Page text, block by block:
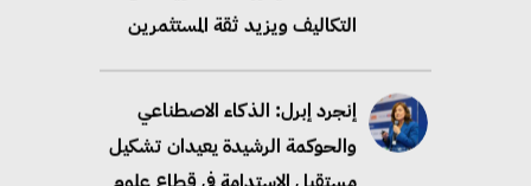
التكاليف ويزيد ثقة المستثمرين
إنجرد إبرل: الذكاء الاصطناعي
والحوكمة الرشيدة يعيدان تشكيل
مستقبل الاستدامة في قطاع علوم